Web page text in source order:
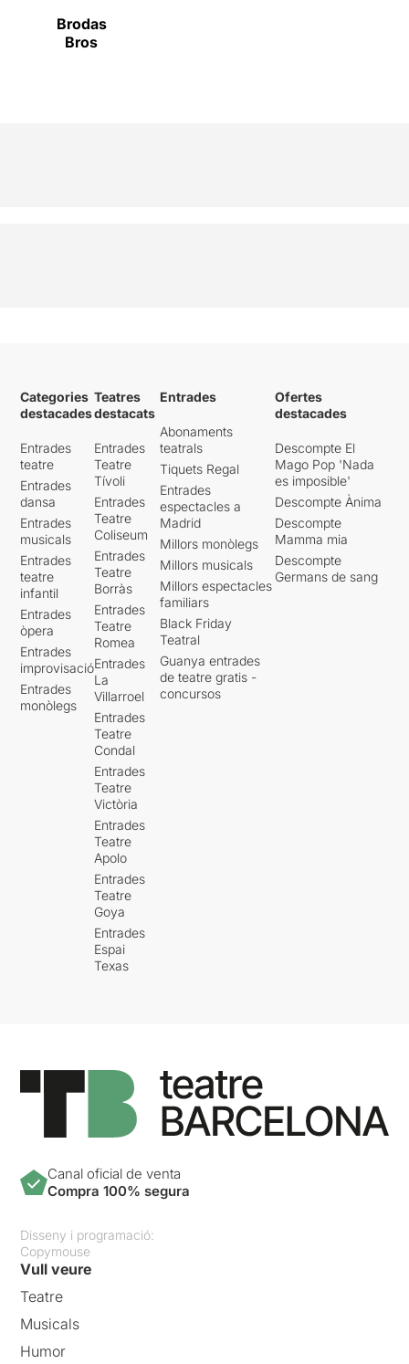
Brodas
Bros
Categories
destacades
Entrades
teatre
Entrades
dansa
Entrades
musicals
Entrades
teatre
infantil
Entrades
òpera
Entrades
improvisació
Entrades
monòlegs
Teatres
destacats
Entrades
Teatre
Tívoli
Entrades
Teatre
Coliseum
Entrades
Teatre
Borràs
Entrades
Teatre
Romea
Entrades
La
Villarroel
Entrades
Teatre
Condal
Entrades
Teatre
Victòria
Entrades
Teatre
Apolo
Entrades
Teatre
Goya
Entrades
Espai
Texas
Entrades
Abonaments
teatrals
Tiquets Regal
Entrades
espectacles a
Madrid
Millors monòlegs
Millors musicals
Millors espectacles
familiars
Black Friday
Teatral
Guanya entrades
de teatre gratis -
concursos
Ofertes
destacades
Descompte El
Mago Pop 'Nada
es imposible'
Descompte Ànima
Descompte
Mamma mia
Descompte
Germans de sang
Canal oficial de venta
Compra 100% segura
Disseny i programació:
Copymouse
Vull veure
Teatre
Musicals
Humor